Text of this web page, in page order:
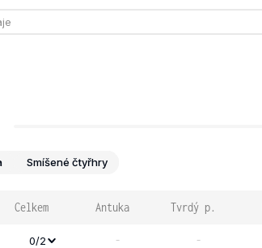
Smíšené čtyřhry
Celkem Antuka Tvrdý p.
0/2 - -